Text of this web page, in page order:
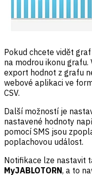
Pokud chcete vidět
na modrou ikonu
export hodnot z grafu
webové aplikaci ve
CSV.
Další možností je
nastavené hodnoty
pomocí SMS jsou
poplachovou událost.
Notifikace lze nastavit
MyJABLOTORN, a to